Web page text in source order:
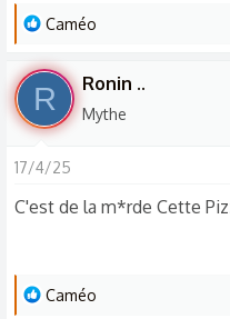
L
s
r
é
c
t
s
Caméo
R Ronin ..
Mythe
17/4/25
C'est de la m*rde Cette
L
Caméo